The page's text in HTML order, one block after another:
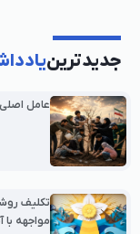
جدیدترین
عامل
تکلیف
مواجهه با